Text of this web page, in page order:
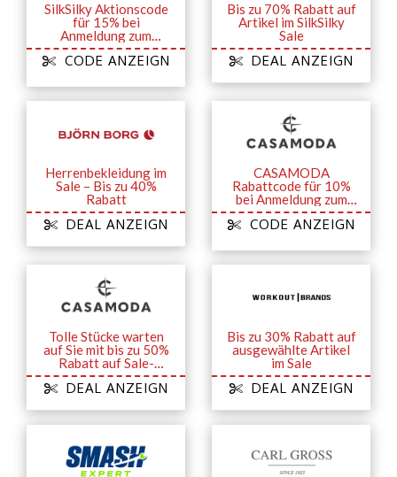
SilkSilky Aktionscode
für 15% bei
Anmeldung zum
Newsletter
CODE ANZEIGN
Bis zu 70% Rabatt auf
Artikel im SilkSilky
Sale
DEAL ANZEIGN
Herrenbekleidung im
Sale – Bis zu 40%
Rabatt
DEAL ANZEIGN
CASAMODA
Rabattcode für 10%
bei Anmeldung zum
Newsletter
CODE ANZEIGN
Tolle Stücke warten
auf Sie mit bis zu 50%
Rabatt auf Sale-
Artikel
DEAL ANZEIGN
Bis zu 30% Rabatt auf
ausgewählte Artikel
im Sale
DEAL ANZEIGN